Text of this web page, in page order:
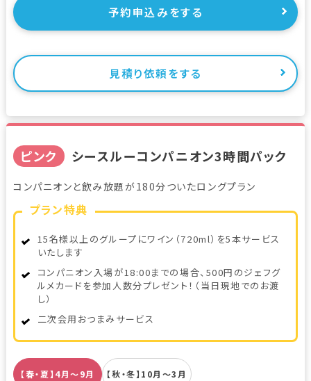
予約申込みをする
見積り依頼をする
ピンク シースルーコンパニオン3時間パック
コンパニオンと飲み放題が180分ついたロングプラン
プラン特典
15名様以上のグループにワイン（720ml）を5本サービス
いたします
コンパニオン入場が18:00までの場合、500円のジェフグ
ルメカードを参加人数分プレゼント！（当日現地でのお渡
し）
二次会用おつまみサービス
【春・夏】4月～9月 【秋・冬】10月～3月